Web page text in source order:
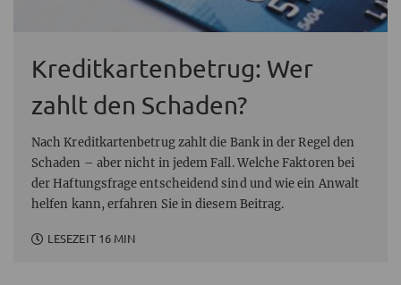
Kreditkartenbetrug: Wer
zahlt den Schaden?
Nach Kreditkartenbetrug zahlt die Bank in der Regel den
Schaden – aber nicht in jedem Fall. Welche Faktoren bei
der Haftungsfrage entscheidend sind und wie ein Anwalt
helfen kann, erfahren Sie in diesem Beitrag.
LESEZEIT 16 MIN